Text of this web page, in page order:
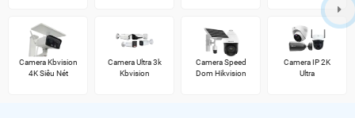
Camera Kbvision
4K Siêu Nét
Camera Ultra 3k
Kbvision
Camera Speed
Dom Hikvision
Camera IP 2K
Ultra